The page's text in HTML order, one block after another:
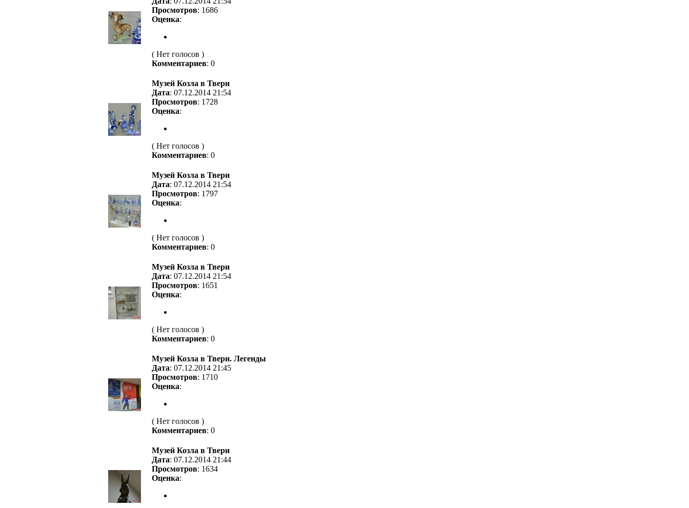
Просмотров: 1686
Оценка:
( Нет голосов )
Комментариев: 0
Музей Козла в Твери
Дата: 07.12.2014 21:54
Просмотров: 1728
Оценка:
( Нет голосов )
Комментариев: 0
Музей Козла в Твери
Дата: 07.12.2014 21:54
Просмотров: 1797
Оценка:
( Нет голосов )
Комментариев: 0
Музей Козла в Твери
Дата: 07.12.2014 21:54
Просмотров: 1651
Оценка:
( Нет голосов )
Комментариев: 0
Музей Козла в Твери. Легенды
Дата: 07.12.2014 21:45
Просмотров: 1710
Оценка:
( Нет голосов )
Комментариев: 0
Музей Козла в Твери
Дата: 07.12.2014 21:44
Просмотров: 1634
Оценка: